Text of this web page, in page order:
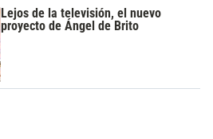
Lejos de la televisión, el nuevo
proyecto de Ángel de Brito